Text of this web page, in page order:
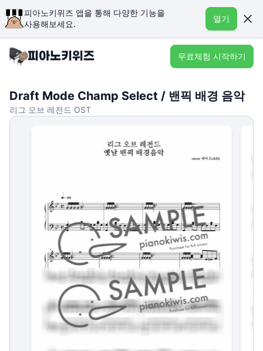
피아노키위즈 앱을 통해 다양한 기능을
사용해보세요.
열기
무료체험 시작하기
Draft Mode Champ Select / 밴픽 배경 음악
리그 오브 레전드 OST